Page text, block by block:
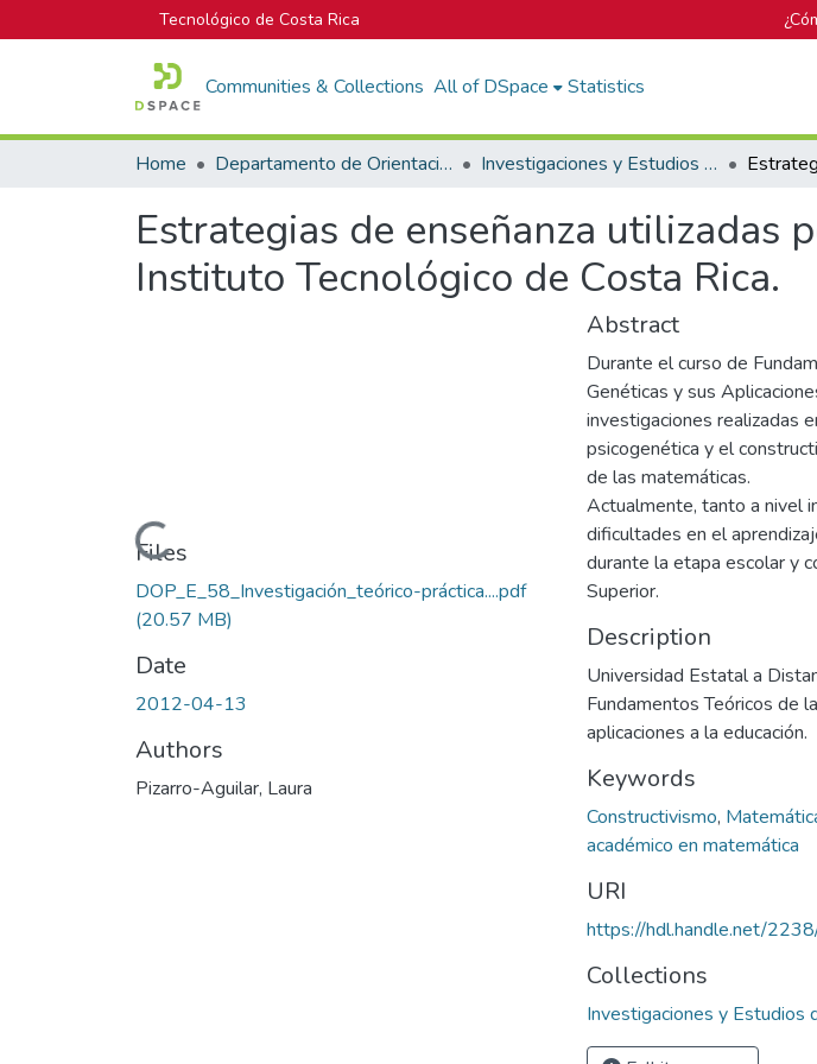
Tecnológico de Costa Rica
Communities & Collections All of DSpace Statistics
Home Departamento de Orientación y Psicología Investigaciones y Estudios del DOP
Estrategias de enseñanza utilizadas
Instituto Tecnológico de Costa Rica.
Loading...
Files
DOP_E_58_Investigación_teórico-práctica....pdf
(20.57 MB)
Date
2012-04-13
Authors
Pizarro-Aguilar, Laura
Abstract
Durante el curso de
Genéticas y sus
investigaciones realizadas
psicogenética y el
de las matemáticas.
Actualmente, tanto a nivel
dificultades en el
durante la etapa escolar y
Superior.
Description
Universidad Estatal a
Fundamentos Teóricos de
aplicaciones a la educación.
Keywords
Constructivismo,
académico en matemática
URI
https://hdl.handle.net/
Collections
Investigaciones y Estudios